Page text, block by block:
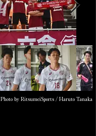
Photo by RitsumeiSports / Haruto Tanaka